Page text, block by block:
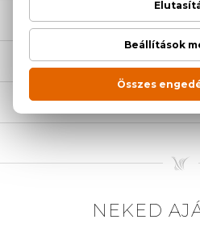
LEÍRÁS
ÉRTÉKELÉSEK (0)
SZÁLLÍTÁS
NEKED